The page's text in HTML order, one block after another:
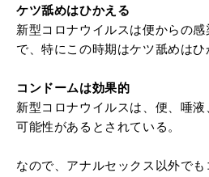
ケツ舐めはひかえる
新型コロナウイルスは便からの
で、特にこの時期はケツ舐めはひ
コンドームは効果的
新型コロナウイルスは、便、唾
可能性があるとされている。
なので、アナルセックス以外で